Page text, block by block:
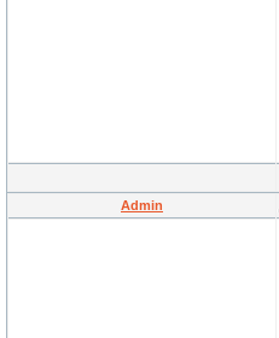
Admin